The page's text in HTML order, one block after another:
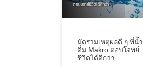
มัดรวมเหตุผลดี ๆ ที่น้ำ
ดื่ม Makro ตอบโจทย์
ชีวิตได้ดีกว่า